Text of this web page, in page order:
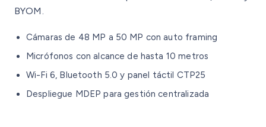
BYOM.
Cámaras de 48 MP a 50 MP con auto framing
Micrófonos con alcance de hasta 10 metros
Wi-Fi 6, Bluetooth 5.0 y panel táctil CTP25
Despliegue MDEP para gestión centralizada